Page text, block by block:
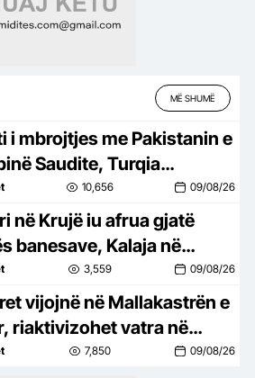
MË SHUMË
i mbrojtjes me Pakistanin e
Saudite, Turqia
ta zgjerojë dhe me
të tjera
10,656 09/08/26
në Krujë iu afrua gjatë
banesave, Kalaja në
Banorët në ankth, po
me flakët
3,559 09/08/26
vijojnë në Mallakastrën e
riaktivizohet vatra në
– flakët avancojnë drejt
7,850 09/08/26